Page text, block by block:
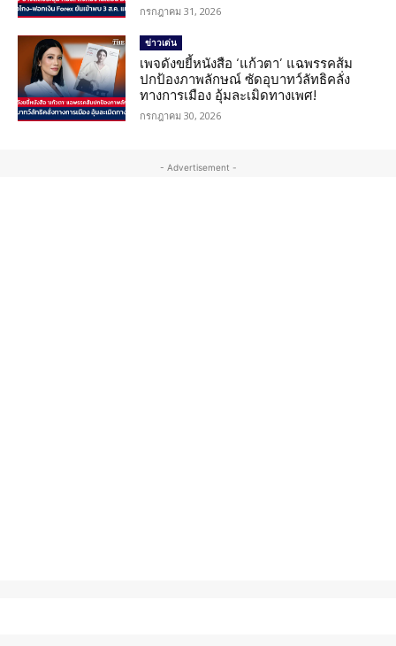
กรกฎาคม 31, 2026
ข่าวเด่น
เพจดังขยี้หนังสือ ‘แก้วตา’ แฉพรรคส้ม
ปกป้องภาพลักษณ์ ซัดอุบาทว์ลัทธิคลั่ง
ทางการเมือง อุ้มละเมิดทางเพศ!
กรกฎาคม 30, 2026
- Advertisement -